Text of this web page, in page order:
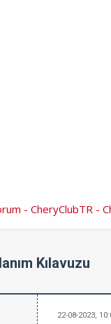
- CheryClubTR -
Kılavuzu
22-08-2023,